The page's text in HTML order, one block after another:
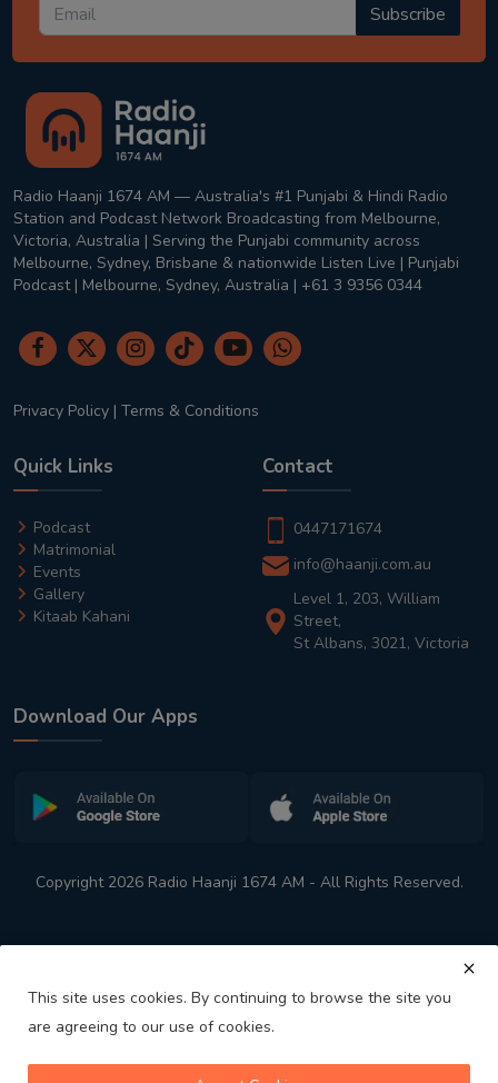
Subscribe
Radio Haanji 1674 AM — Australia's #1 Punjabi & Hindi Radio
Station and Podcast Network Broadcasting from Melbourne,
Victoria, Australia | Serving the Punjabi community across
Melbourne, Sydney, Brisbane & nationwide Listen Live | Punjabi
Podcast | Melbourne, Sydney, Australia | +61 3 9356 0344
Privacy Policy | Terms & Conditions
Quick Links
Podcast
Matrimonial
Events
Gallery
Kitaab Kahani
Contact
0447171674
info@haanji.com.au
Level 1, 203, William
Street,
St Albans, 3021, Victoria
Download Our Apps
Copyright 2026 Radio Haanji 1674 AM - All Rights Reserved.
This site uses cookies. By continuing to browse the site you
are agreeing to our use of cookies.
Australia's No. 1 Indian Radio Station